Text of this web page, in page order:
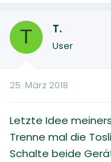
T T.
User
25. März 2018
Letzte Idee
Trenne mal die
Schalte beide